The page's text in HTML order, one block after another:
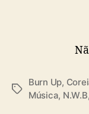
T
Burn Up,
Música, N.W.B,